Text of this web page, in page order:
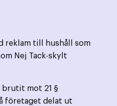
reklam till hushåll som
Nej Tack-skylt
brutit mot 21 §
företaget delat ut